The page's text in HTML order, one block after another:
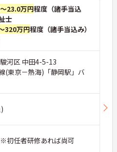
一人で抱え込まずに
のミーティングを実
や業務連絡を細やか
ォローし合える体制
務に取り組むことが
確かな収入アップが
の貢献やチームワ
れる仕組みがあり
しっかりと還元され
を保ちながら将来的
23.0万円程度（諸手当込
士
320万円程度（諸手当込み）
河区 中田4-5-13
(東京－熱海)「静岡駅」バ
初任者研修あれば尚可